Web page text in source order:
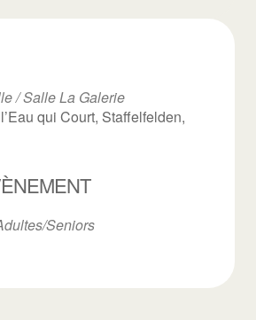
/ Salle La Galerie
qui Court, Staffelfelden,
Seniors